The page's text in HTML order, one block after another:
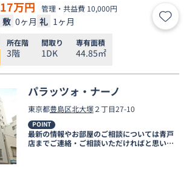
17万円 管理・共益費 10,000円
敷 0ヶ月 礼 1ヶ月 お気
所在階
3階
間取り
1DK
専有面積
44.85㎡
パラッツォ・ナーノ
東京都豊島区北大塚２丁目27-10
POINT
最新の情報やお部屋のご相談については青戸
店までご連絡・ご相談いただければと思いま